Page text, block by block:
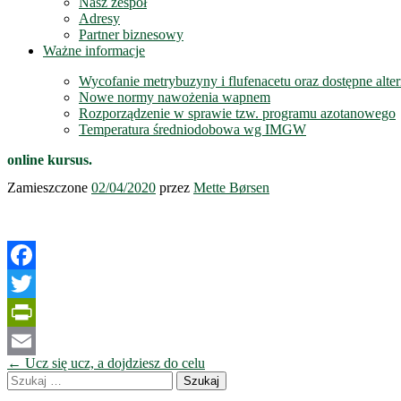
Adresy
Partner biznesowy
Ważne informacje
Wycofanie metrybuzyny i flufenacetu oraz dostępne
Nowe normy nawożenia wapnem
Rozporządzenie w sprawie tzw. programu azotanowego
Temperatura średniodobowa wg IMGW
online kursus.
Zamieszczone 02/04/2020 przez Mette Børsen
Facebook
Twitter
PrintFriendly
Email
Nawigacja
wpisów
← Ucz się ucz, a dojdziesz do celu
Szukaj: